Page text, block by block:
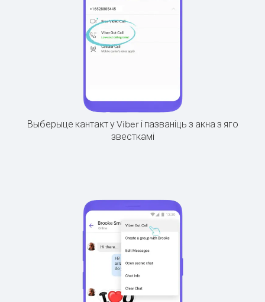
Выберыце кантакт у Viber і пазваніць з акна з яго
звесткамі